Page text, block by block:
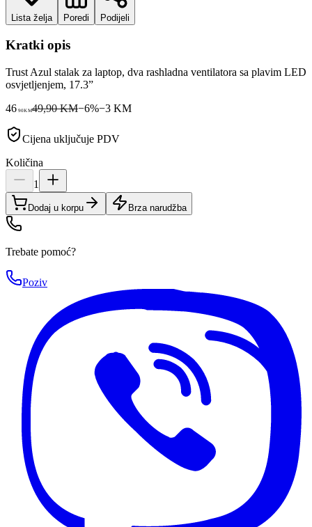
Lista želja Poredi Podijeli
Kratki opis
Trust Azul stalak za laptop, dva rashladna ventilatora sa plavim LED
osvjetljenjem, 17.3”
46 90KM49,90 KM−6%−3KM
Cijena uključuje PDV
Količina
1
Dodaj u korpu Brza narudžba
Trebate pomoć?
Poziv